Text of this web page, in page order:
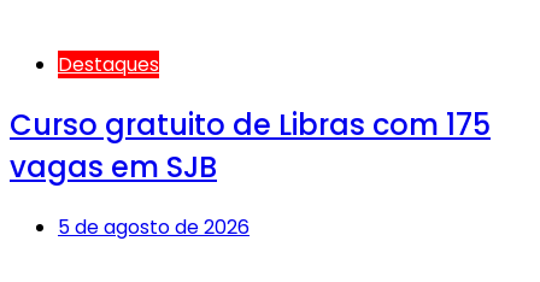
Destaques
Curso gratuito de Libras com 175
vagas em SJB
5 de agosto de 2026